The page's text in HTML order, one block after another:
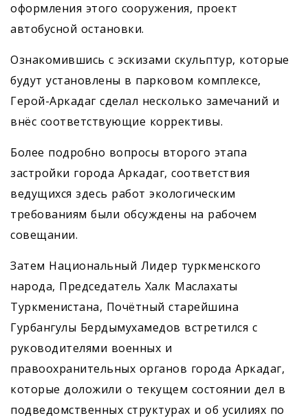
оформления этого сооружения, проект
автобусной остановки.
Ознакомившись с эскизами скульптур, которые
будут установлены в парковом комплексе,
Герой-Аркадаг сделал несколько замечаний и
внёс соответствующие коррективы.
Более подробно вопросы второго этапа
застройки города Аркадаг, соответствия
ведущихся здесь работ экологическим
требованиям были обсуждены на рабочем
совещании.
Затем Национальный Лидер туркменского
народа, Председатель Халк Маслахаты
Туркменистана, Почётный старейшина
Гурбангулы Бердымухамедов встретился с
руководителями военных и
правоохранительных органов города Аркадаг,
которые доложили о текущем состоянии дел в
подведомственных структурах и об усилиях по